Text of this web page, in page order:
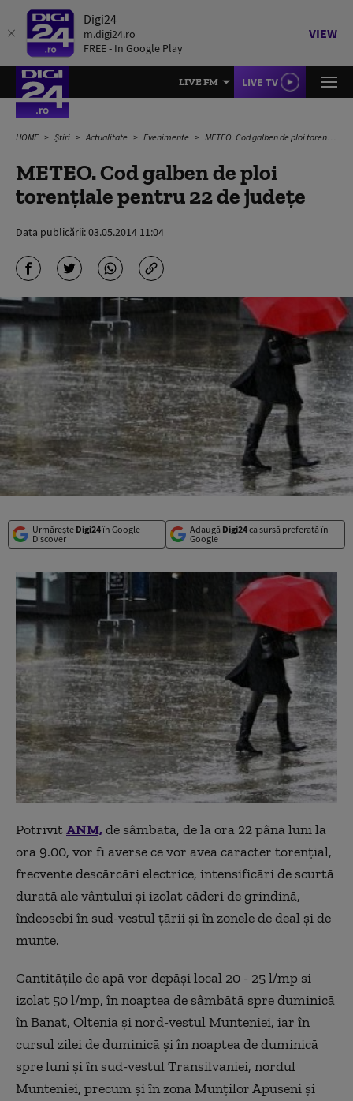
Digi24
m.digi24.ro
FREE - In Google Play
VIEW
LIVE FM LIVE TV
HOME Știri Actualitate Evenimente METEO. Cod galben de ploi torenţiale pentru 22 de judeţe
METEO. Cod galben de ploi
torenţiale pentru 22 de judeţe
Data publicării:03.05.2014 11:04
Urmărește Digi24în Google
Discover
Adaugă Digi24ca sursă preferată în
Google
PotrivitANM,de sâmbătă, de la ora 22 până luni la
ora 9.00, vor fi averse ce vor avea caracter torenţial,
frecvente descărcări electrice, intensificări de scurtă
durată ale vântului şi izolat căderi de grindină,
îndeosebi în sud-vestul ţării şi în zonele de deal şi de
munte.
Cantităţile de apă vor depăşi local 20 - 25 l/mp si
izolat 50 l/mp, în noaptea de sâmbătă spre duminică
în Banat, Oltenia şi nord-vestul Munteniei, iar în
cursul zilei de duminică şi în noaptea de duminică
spre luni şi în sud-vestul Transilvaniei, nordul
Munteniei, precum şi în zona Munţilor Apuseni şi